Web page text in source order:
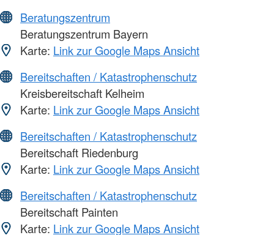
Beratungszentrum
Beratungszentrum Bayern
Karte: Link zur Google Maps Ansicht
Bereitschaften / Katastrophenschutz
Kreisbereitschaft Kelheim
Karte: Link zur Google Maps Ansicht
Bereitschaften / Katastrophenschutz
Bereitschaft Riedenburg
Karte: Link zur Google Maps Ansicht
Bereitschaften / Katastrophenschutz
Bereitschaft Painten
Karte: Link zur Google Maps Ansicht